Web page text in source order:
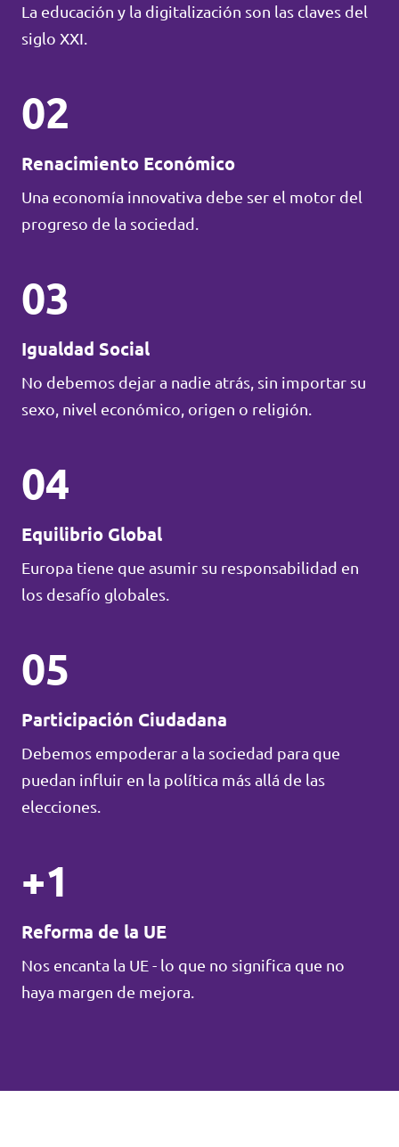
La educación y la digitalización son las claves del
siglo XXI.
02
Renacimiento Económico
Una economía innovativa debe ser el motor del
progreso de la sociedad.
03
Igualdad Social
No debemos dejar a nadie atrás, sin importar su
sexo, nivel económico, origen o religión.
04
Equilibrio Global
Europa tiene que asumir su responsabilidad en
los desafío globales.
05
Participación Ciudadana
Debemos empoderar a la sociedad para que
puedan influir en la política más allá de las
elecciones.
+1
Reforma de la UE
Nos encanta la UE - lo que no significa que no
haya margen de mejora.